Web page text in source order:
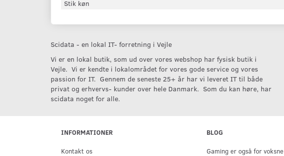
Stik køn
Scidata - en lokal IT- forretning i Vejle
Vi er en lokal butik, som ud over vores webshop har fysisk butik i
Vejle. Vi er kendte i lokalområdet for vores gode service og vores
passion for IT. Gennem de seneste 25+ år har vi leveret IT til både
privat og erhvervs- kunder over hele Danmark. Som du kan høre, har
scidata noget for alle.
INFORMATIONER
Kontakt os
BLOG
Gaming er også for voksne